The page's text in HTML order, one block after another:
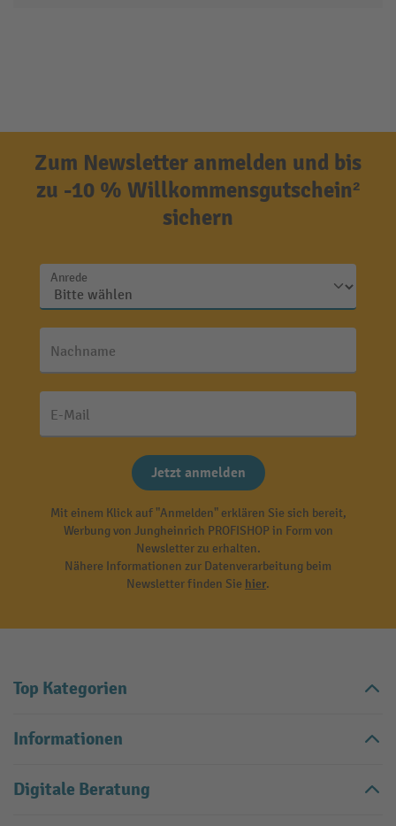
Zum Newsletter anmelden und bis
zu -10 % Willkommensgutschein²
sichern
Anrede
Nachname
E-Mail
Jetzt anmelden
Mit einem Klick auf "Anmelden" erklären Sie sich bereit,
Werbung von Jungheinrich PROFISHOP in Form von
Newsletter zu erhalten.
Nähere Informationen zur Datenverarbeitung beim
Newsletter finden Sie hier.
Top Kategorien
Informationen
Digitale Beratung